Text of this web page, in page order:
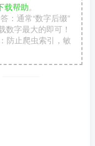
载帮助。
：通常“数字后缀”
数字最大的即可！
防止爬虫索引，敏